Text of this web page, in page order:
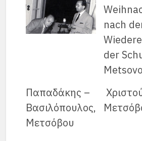
Παπαδάκης –
Βασιλόπουλος,
Μετσόβου